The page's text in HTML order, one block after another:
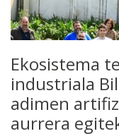
Ekosistema
industriala
adimen
aurrera